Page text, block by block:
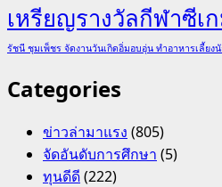
เหรียญรางวัลกีฬาซีเ
รัชนี ชุมเพ็ชร จัดงานวันเกิดอิ่มอบอุ่น ทำอาหารเลี้ย
Categories
ข่าวล่ามาแรง (805)
จัดอันดับการศึกษา (5)
ทุนดีดี(222)